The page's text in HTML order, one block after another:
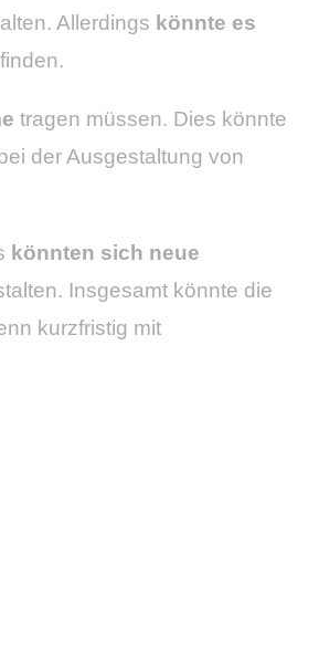
Allerdings könnte es
tragen müssen. Dies könnte
der Ausgestaltung von
könnten sich neue
Insgesamt könnte die
kurzfristig mit